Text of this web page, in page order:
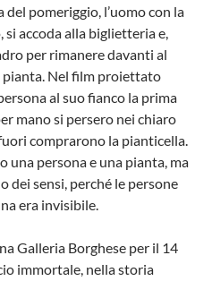
del pomeriggio, l’uomo con la
si accoda alla biglietteria e,
per rimanere davanti al
pianta. Nel film proiettato
al suo fianco la prima
mano si persero nei chiaro
comprarono la pianticella.
una persona e una pianta, ma
dei sensi, perché le persone
era invisibile.
Galleria Borghese per il 14
immortale, nella storia